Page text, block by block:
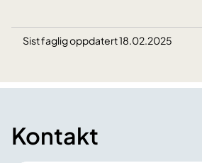
Sist faglig oppdatert 18.02.2025
Kontakt